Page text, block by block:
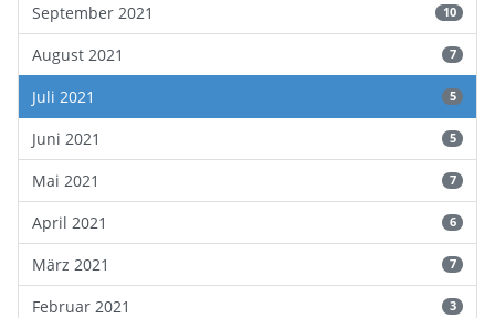
September 2021 10
August 2021 7
Juli 2021 5
Juni 2021 5
Mai 2021 7
April 2021 6
März 2021 7
Februar 2021 3